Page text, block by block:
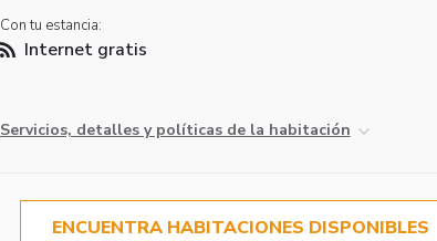
Con tu estancia:
Internet gratis
Servicios, detalles y políticas de la habitación
ENCUENTRA HABITACIONES DISPONIBLES